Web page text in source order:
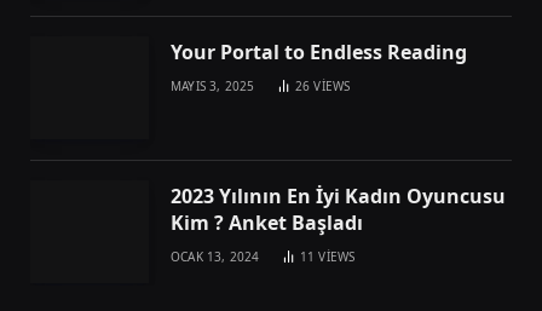
Your Portal to Endless Reading
MAYIS 3, 2025 26VIEWS
2023 Yılının En İyi Kadın Oyuncusu
Kim ? Anket Başladı
OCAK 13, 2024 11VIEWS